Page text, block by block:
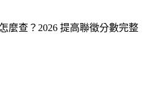
麼查？2026 提高聯徵分數完整